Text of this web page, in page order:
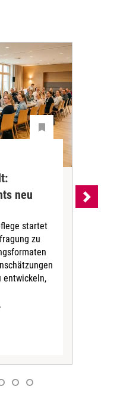
neu
startet
zu
entwickeln,